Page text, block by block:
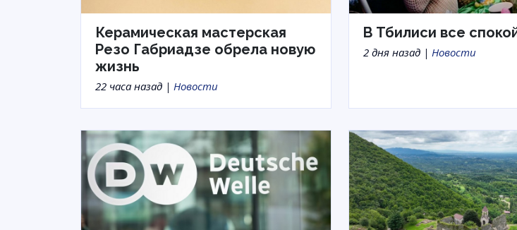
Керамическая мастерская
Резо Габриадзе обрела новую
жизнь
22 часа назад | Новости
В Тбилиси все
2 дня назад | Новости